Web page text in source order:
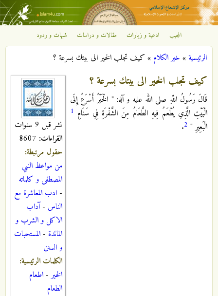
تجاوز إلى المحتوى الرئيسي
مركز
الإشعاع
الإسلامي
المجيب ادعية و زيارات مقالات و دراسات شبهات و ردود
أنت هنا
الرئيسية» خير الكلام » كيف تجلب الخير الى بيتك بسرعة ؟
نشر قبل 9 سنوات
القراءات:
حقول مرتبطة:
من مواعظ النبي
المصطفى و كلماته
- ادب المعاشرة مع
الناس -آداب
الاكل و الشرب و
المائدة - المستحبات
و السنن
الكلمات الرئيسية:
الخير- اطعام
الطعام
كيف تجلب الخير الى بيتك بسرعة ؟
قَالَ رَسُولُ اللَّهِ صلى الله عليه و آله:‏ " الْخَيْرُ أَسْرَعُ إِلَى
الْبَيْتِ الَّذِي يُطْعَمُ فِيهِ الطَّعَامُ مِنَ الشَّفْرَةِ فِي سَنَامِ 1
الْبَعِيرِ " 2
.